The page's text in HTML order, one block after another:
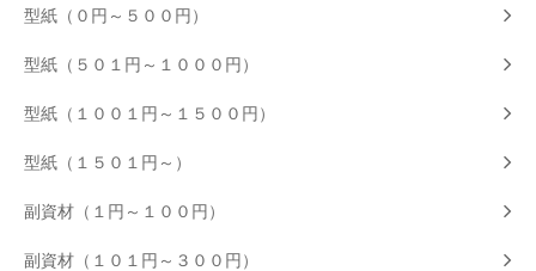
型紙（０円～５００円）
型紙（５０１円～１０００円）
型紙（１００１円～１５００円）
型紙（１５０１円～）
副資材（１円～１００円）
副資材（１０１円～３００円）